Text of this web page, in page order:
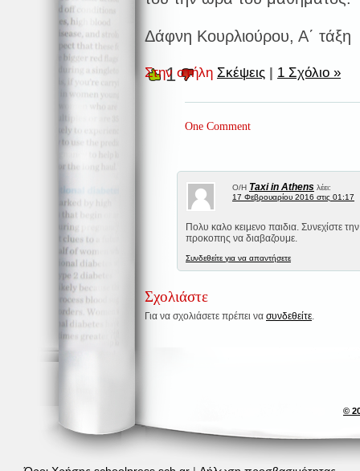
Δάφνη Κουρλιούρου, Α΄ τάξη
Στην στήλη Σκέψεις | 1 Σχόλιο »
1
One Comment
Ο/Η Taxi in Athens λέει:
17 Φεβρουαρίου 2016 στις 01:17
Πολυ καλο κειμενο παιδια. Συνεχίστε
προκοπης να διαβαζουμε.
Συνδεθείτε για να απαντήσετε
Σχολιάστε
Για να σχολιάσετε πρέπει να συνδεθείτε.
©